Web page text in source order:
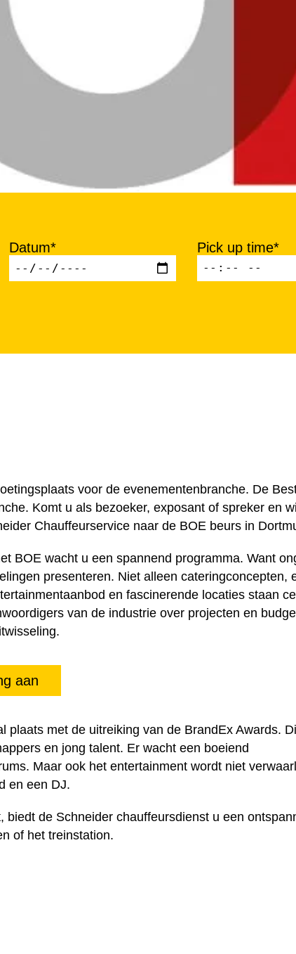
Datum* Pick up time*
voor de evenementenbranche. De
Komt u als bezoeker, exposant of spreker en
Chauffeurservice naar de BOE beurs in
BOE wacht u een spannend programma. Want
presenteren. Niet alleen cateringconcepten,
en fascinerende locaties staan
van de industrie over projecten en
aan
plaats met de uitreiking van de BrandEx Awards.
en jong talent. Er wacht een boeiend
Maar ook het entertainment wordt niet
en een DJ.
de Schneider chauffeursdienst u een
of het treinstation.